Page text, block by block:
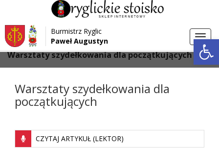
Przejdź do menu
Przejdź do głównej treści strony
Przejdź do stopki strony
Burmistrz Ryglic
Paweł Augustyn
Strona główna > Aktualności
Warsztaty szydełkowania dla początkujących
Warsztaty szydełkowania dla
początkujących
CZYTAJ ARTYKUŁ (LEKTOR)